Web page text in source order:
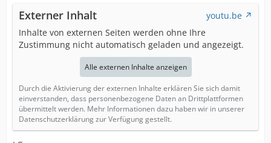
Externer Inhalt
youtu.be
Inhalte von externen Seiten werden ohne Ihre
Zustimmung nicht automatisch geladen und angezeigt.
Alle externen Inhalte anzeigen
Durch die Aktivierung der externen Inhalte erklären Sie sich damit
einverstanden, dass personenbezogene Daten an Drittplattformen
übermittelt werden. Mehr Informationen dazu haben wir in unserer
Datenschutzerklärung zur Verfügung gestellt.